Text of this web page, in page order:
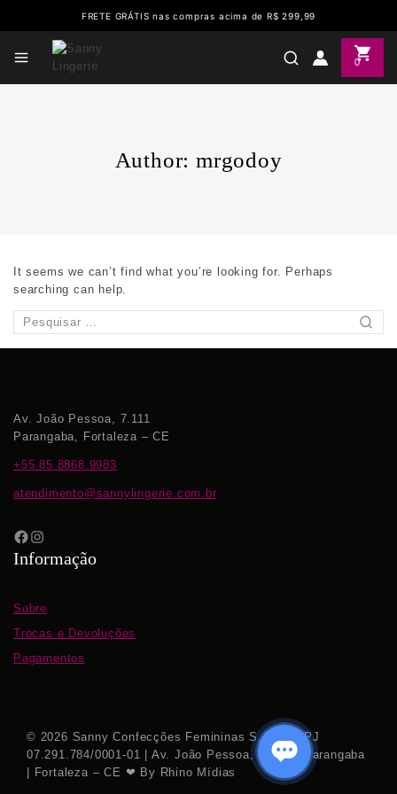
FRETE GRÁTIS nas compras acima de R$ 299,99
0
Author: mrgodoy
It seems we can’t find what you’re looking for. Perhaps
searching can help.
Av. João Pessoa, 7.111
Parangaba, Fortaleza – CE
+55 85 8868.9983
atendimento@sannylingerie.com.br
Informação
Sobre
Trocas e Devoluções
Pagamentos
© 2026 Sanny Confecções Femininas S.A. | CNPJ
07.291.784/0001-01 | Av. João Pessoa, 7.111 – Parangaba
| Fortaleza – CE ❤ By Rhino Mídias